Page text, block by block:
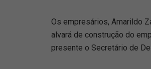
Os empresários, Amarildo
alvará de construção do
presente o Secretário de